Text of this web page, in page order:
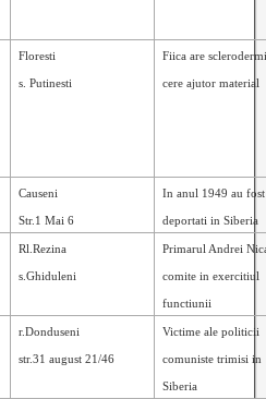
Floresti
s. Putinesti
Fiica are
cere ajutor material
Causeni
Str.1 Mai 6
In anul 1949 au fost
deportati in Siberia
Rl.Rezina
s.Ghiduleni
Primarul Andrei
comite in exercitiul
functiunii
r.Donduseni
str.31 august 21/46
Victime ale politicii
comuniste trimisi in
Siberia